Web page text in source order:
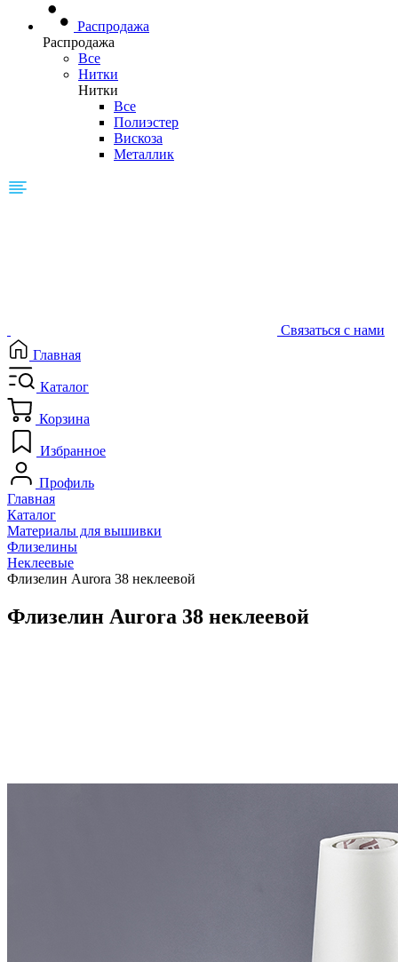
Распродажа
Распродажа
Все
Нитки
Нитки
Все
Полиэстер
Вискоза
Металлик
Связаться с нами
Главная
Каталог
Корзина
Избранное
Профиль
Главная
Каталог
Материалы для вышивки
Флизелины
Неклеевые
Флизелин Aurora 38 неклеевой
Флизелин Aurora 38 неклеевой